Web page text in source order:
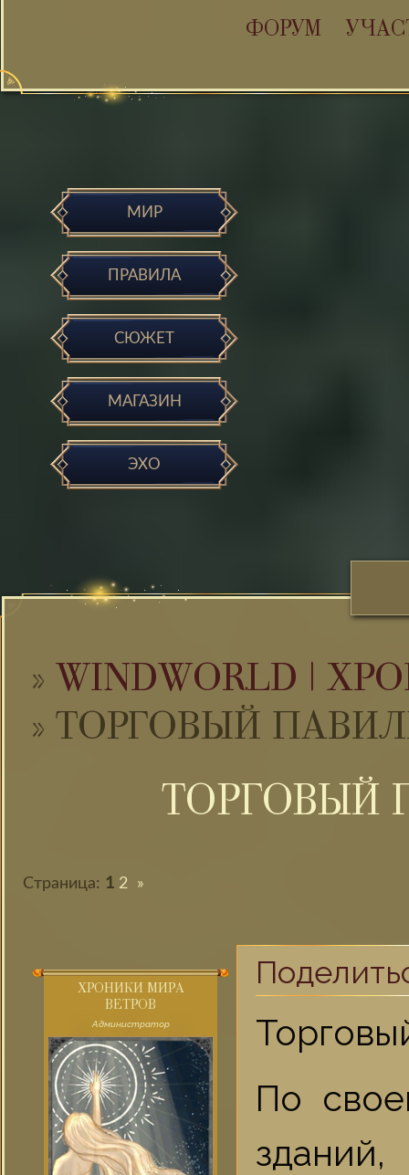
ФОРУМ
МИР
ПРАВИЛА
СЮЖЕТ
МАГАЗИН
ЭХО
» WINDWORLD |
» ТОРГОВЫЙ
ТОРГОВЫЙ
Страница: 1 2 »
ХРОНИКИ МИРА
ВЕТРОВ
Администратор
По